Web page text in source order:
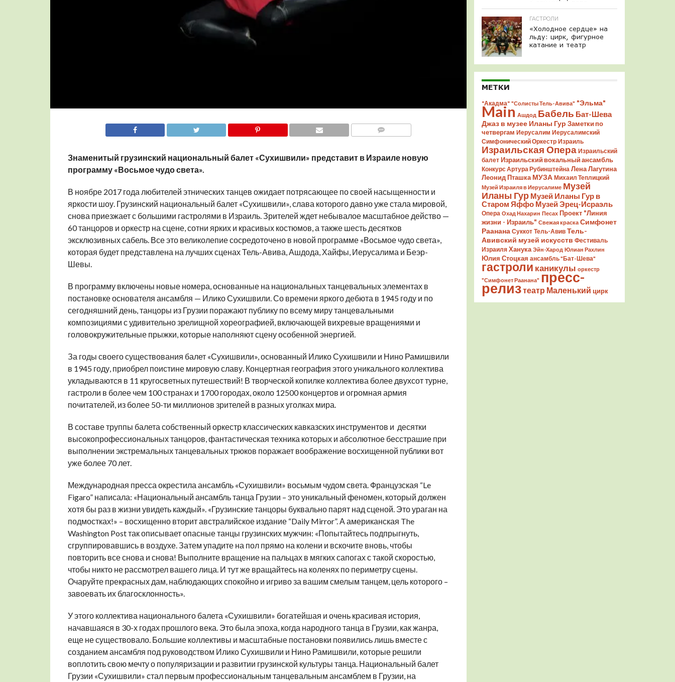
Знаменитый грузинский национальный балет «Сухишвили» представит в Израиле новую
программу «Восьмое чудо света».
В ноябре 2017 года любителей этнических танцев ожидает потрясающее по своей насыщенности и
яркости шоу. Грузинский национальный балет «Сухишвили», слава которого давно уже стала мировой,
снова приезжает с большими гастролями в Израиль. Зрителей ждет небывалое масштабное действо —
60 танцоров и оркестр на сцене, сотни ярких и красивых костюмов, а также шесть десятков
эксклюзивных сабель. Все это великолепие сосредоточено в новой программе «Восьмое чудо света»,
которая будет представлена на лучших сценах Тель-Авива, Ашдода, Хайфы, Иерусалима и Беэр-
Шевы.
В программу включены новые номера, основанные на национальных танцевальных элементах в
постановке основателя ансамбля — Илико Сухишвили. Со времени яркого дебюта в 1945 году и по
сегодняшний день, танцоры из Грузии поражают публику по всему миру танцевальными
композициями с удивительно зрелищной хореографией, включающей вихревые вращениями и
головокружительные прыжки, которые наполняют сцену особенной энергией.
За годы своего существования балет «Сухишвили», основанный Илико Сухишвили и Нино Рамишвили
в 1945 году, приобрел поистине мировую славу. Концертная география этого уникального коллектива
укладываются в 11 кругосветных путешествий! В творческой копилке коллектива более двухсот турне,
гастроли в более чем 100 странах и 1700 городах, около 12500 концертов и огромная армия
почитателей, из более 50-ти миллионов зрителей в разных уголках мира.
В составе труппы балета собственный оркестр классических кавказских инструментов и десятки
высокопрофессиональных танцоров, фантастическая техника которых и абсолютное бесстрашие при
выполнении экстремальных танцевальных трюков поражает воображение восхищенной публики вот
уже более 70 лет.
Международная пресса окрестила ансамбль «Сухишвили» восьмым чудом света. Французская “Le
Figaro” написала: «Национальный ансамбль танца Грузии – это уникальный феномен, который должен
хотя бы раз в жизни увидеть каждый». «Грузинские танцоры буквально парят над сценой. Это ураган на
подмостках!» – восхищенно вторит австралийское издание “Daily Mirror”. А американская The
Washington Post так описывает опасные танцы грузинских мужчин: «Попытайтесь подпрыгнуть,
сгруппировавшись в воздухе. Затем упадите на пол прямо на колени и вскочите вновь, чтобы
повторить все снова и снова! Выполните вращение на пальцах в мягких сапогах с такой скоростью,
чтобы никто не рассмотрел вашего лица. И тут же вращайтесь на коленях по периметру сцены.
Очаруйте прекрасных дам, наблюдающих спокойно и игриво за вашим смелым танцем, цель которого –
завоевать их благосклонность».
У этого коллектива национального балета «Сухишвили» богатейшая и очень красивая история,
начавшаяся в 30-х годах прошлого века. Это была эпоха, когда народного танца в Грузии, как жанра,
еще не существовало. Большие коллективы и масштабные постановки появились лишь вместе с
созданием ансамбля под руководством Илико Сухишвили и Нино Рамишвили, которые решили
воплотить свою мечту о популяризации и развитии грузинской культуры танца. Национальный балет
Грузии «Сухишвили» стал первым профессиональным танцевальным ансамблем в Грузии, на
ГАСТРОЛИ
«Холодное сердце» на
льду: цирк, фигурное
катание и театр
МЕТКИ
"Акадма" "Солисты Тель-Авива" "Эльма"
Main Ашдод Бабель Бат-Шева
Джаз в музее Иланы Гур Заметки по
четвергам Иерусалим Иерусалимский
Симфонический Оркестр Израиль
Израильская Опера Израильский
балет Израильский вокальный ансамбль
Конкурс Артура Рубинштейна Лена Лагутина
Леонид Пташка МУЗА Михаил Теплицкий
Музей Израиля в Иерусалиме Музей
Иланы Гур Музей Иланы Гур в
Старом Яффо Музей Эрец-Исраэль
Опера Охад Нахарин Песах Проект "Линия
жизни - Израиль" Свежая краска Симфонет
Раанана Суккот Тель-Авив Тель-
Авивский музей искусств Фестиваль
Израиля Ханука Эйн-Харод Юлиан Рахлин
Юлия Стоцкая ансамбль "Бат-Шева"
гастроли каникулы оркестр
"Симфонет Раанана" пресс-
релизтеатр Маленький цирк